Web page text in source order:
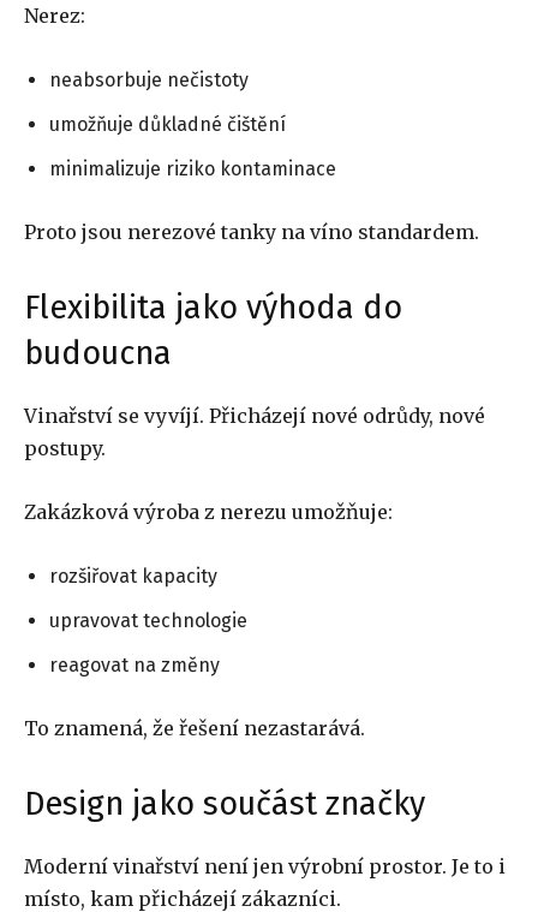
Nerez:
neabsorbuje nečistoty
umožňuje důkladné čištění
minimalizuje riziko kontaminace
Proto jsou nerezové tanky na víno standardem.
Flexibilita jako výhoda do
budoucna
Vinařství se vyvíjí. Přicházejí nové odrůdy, nové
postupy.
Zakázková výroba z nerezu umožňuje:
rozšiřovat kapacity
upravovat technologie
reagovat na změny
To znamená, že řešení nezastarává.
Design jako součást značky
Moderní vinařství není jen výrobní prostor. Je to i
místo, kam přicházejí zákazníci.